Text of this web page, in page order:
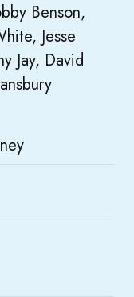
Benson,
Jesse
Jay, David